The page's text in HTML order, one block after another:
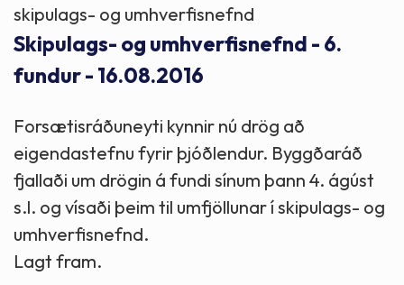
skipulags- og umhverfisnefnd
Skipulags- og umhverfisnefnd - 6.
fundur - 16.08.2016
Forsætisráðuneyti kynnir nú drög að
eigendastefnu fyrir þjóðlendur. Byggðaráð
fjallaði um drögin á fundi sínum þann 4. ágúst
s.l. og vísaði þeim til umfjöllunar í skipulags- og
umhverfisnefnd.
Lagt fram.